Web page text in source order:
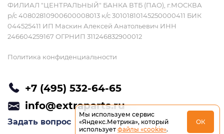
ФИЛИАЛ "ЦЕНТРАЛЬНЫЙ" БАНКА ВТБ (ПАО), г.МОСКВА
р/с 40802810900600008013 к/с 30101810145250000411 БИК
044525411 ИП Маскин Алексей Анатольевич ИНН
246604259167 ОГРНИП 311246832900012
Политика конфиденциальности
+7 (495) 532-64-65
info@extraparts.ru
Задать вопрос
Мы используем сервис
«Яндекс.Метрика», который
использует файлы «cookie».
ОК